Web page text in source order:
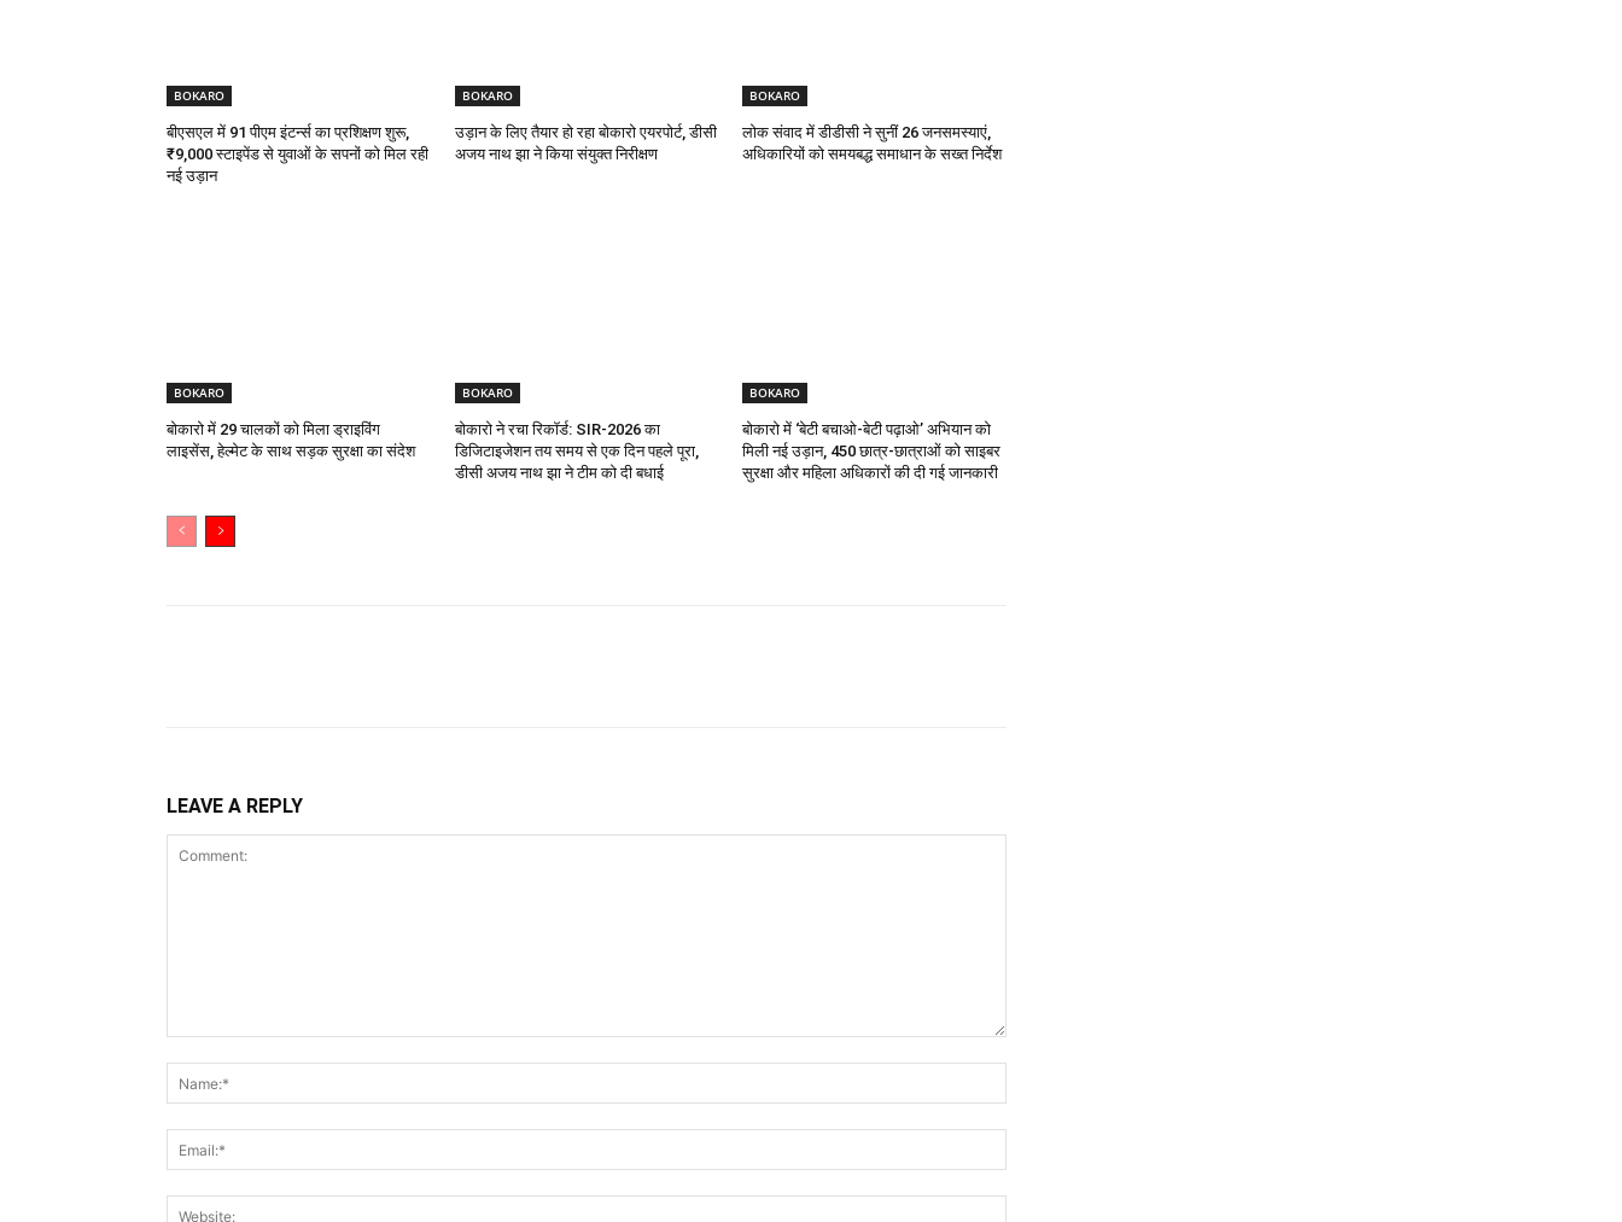
BOKARO
बीएसएल में 91 पीएम इंटर्न्स का प्रशिक्षण शुरू,
₹9,000 स्टाइपेंड से युवाओं के सपनों को मिल रही
नई उड़ान
BOKARO
उड़ान के लिए तैयार हो रहा बोकारो एयरपोर्ट, डीसी
अजय नाथ झा ने किया संयुक्त निरीक्षण
BOKARO
लोक संवाद में डीडीसी ने सुनीं 26 जनसमस्याएं,
अधिकारियों को समयबद्ध समाधान के सख्त निर्देश
BOKARO
बोकारो में 29 चालकों को मिला ड्राइविंग
लाइसेंस, हेल्मेट के साथ सड़क सुरक्षा का संदेश
BOKARO
बोकारो ने रचा रिकॉर्ड: SIR-2026 का
डिजिटाइजेशन तय समय से एक दिन पहले पूरा,
डीसी अजय नाथ झा ने टीम को दी बधाई
BOKARO
बोकारो में ‘बेटी बचाओ-बेटी पढ़ाओ’ अभियान को
मिली नई उड़ान, 450 छात्र-छात्राओं को साइबर
सुरक्षा और महिला अधिकारों की दी गई जानकारी
LEAVE A REPLY